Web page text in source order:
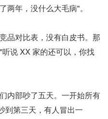
两年，没什么大毛病"。
品对比表，没有白皮书。那
说 XX 家的还可以，你找
内部吵了五天。一开始所有
到第三天，有人冒出一